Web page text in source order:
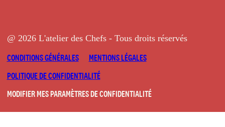
@ 2026 L'atelier des Chefs - Tous droits réservés
CONDITIONS GÉNÉRALES
MENTIONS LÉGALES
POLITIQUE DE CONFIDENTIALITÉ
MODIFIER MES PARAMÈTRES DE CONFIDENTIALITÉ